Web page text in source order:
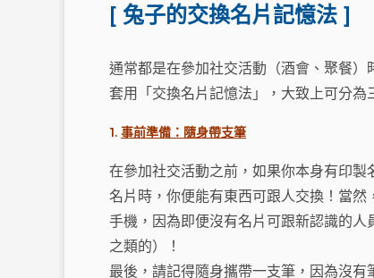
[ 兔子的交換名片記憶法 ]
通常都是在參加社交活動（酒會、聚餐
套用「交換名片記憶法」，大致上可分為
1. 事前準備：隨身帶支筆
在參加社交活動之前，如果你本身有印
名片時，你便能有東西可跟人交換！當
手機，因為即便沒有名片可跟新認識的
之類的）！
最後，請記得隨身攜帶一支筆，因為沒有